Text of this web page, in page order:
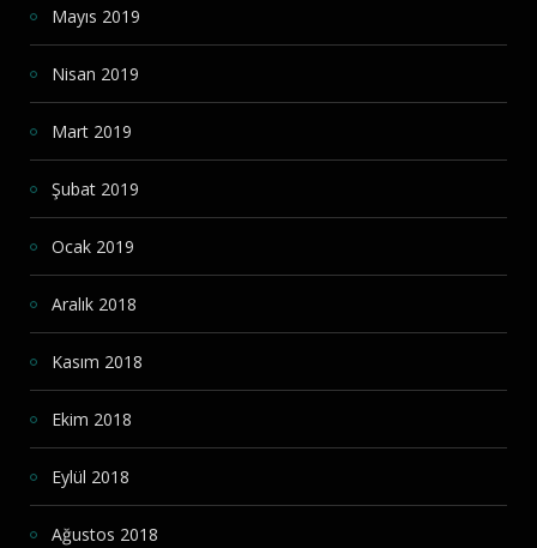
Mayıs 2019
Nisan 2019
Mart 2019
Şubat 2019
Ocak 2019
Aralık 2018
Kasım 2018
Ekim 2018
Eylül 2018
Ağustos 2018